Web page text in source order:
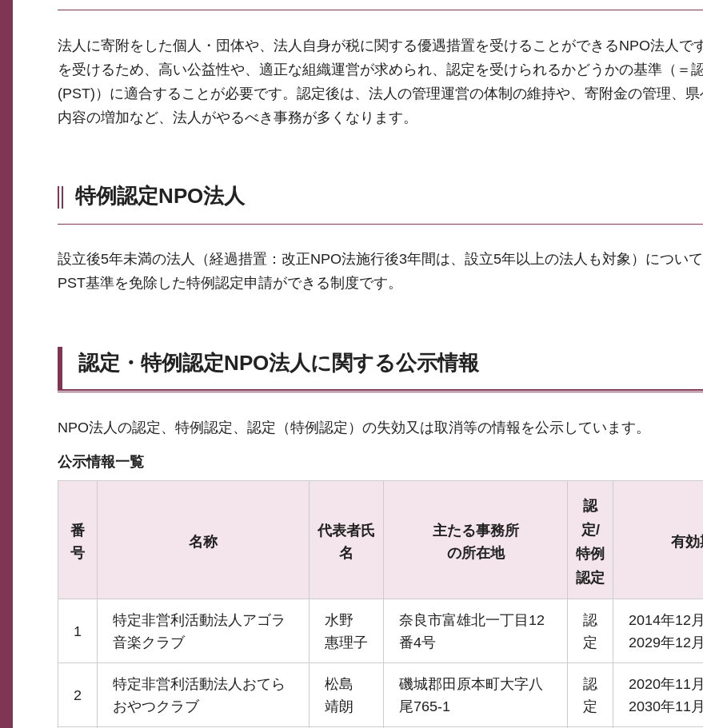
法人に寄附をした個人・団体や、法人自身が税に関する優遇措置を受けることができるNPO法人で
を受けるため、高い公益性や、適正な組織運営が求められ、認定を受けられるかどうかの基準（＝
(PST)）に適合することが必要です。認定後は、法人の管理運営の体制の維持や、寄附金の管理、
内容の増加など、法人がやるべき事務が多くなります。
特例認定NPO法人
設立後5年未満の法人（経過措置：改正NPO法施行後3年間は、設立5年以上の法人も対象）につい
PST基準を免除した特例認定申請ができる制度です。
認定・特例認定NPO法人に関する公示情報
NPO法人の認定、特例認定、認定（特例認定）の失効又は取消等の情報を公示しています。
公示情報一覧
番
号
名称
代表者氏
名
主たる事務所
の所在地
認
定/
特例
認定
有効
1
特定非営利活動法人アゴラ
音楽クラブ
水野
惠理子
奈良市富雄北一丁目12
番4号
認
定
2014年12
2029年12
2
特定非営利活動法人おてら
おやつクラブ
松島
靖朗
磯城郡田原本町大字八
尾765-1
認
定
2020年11
2030年11